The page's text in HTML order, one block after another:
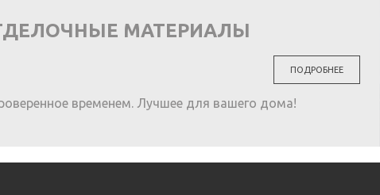
МАТЕРИАЛЫ
временем. Лучшее для вашего дома!
ПОДРОБНЕЕ